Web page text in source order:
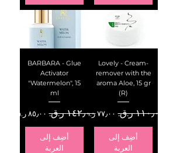
Lovely - Cream-
remover with the
aroma Aloe, 15 gr
(R)
سعر عادي سعر البيع
أضِف إلى
العربة
BARBARA - Glue
Activator
"Watermelon", 15
ml
سعر عادي‏١٤٢٫٠٠ ر.ق.‏ سعر البيع
أضِف إلى
العربة